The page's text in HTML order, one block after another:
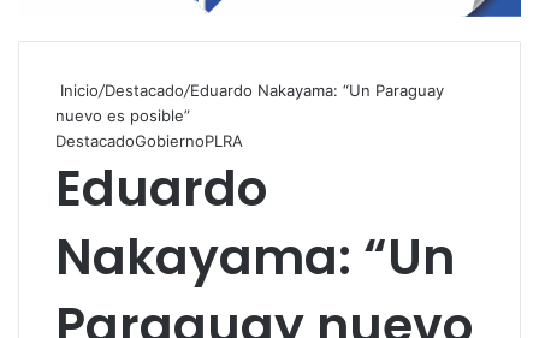
Inicio/Destacado/Eduardo Nakayama: “Un Paraguay
nuevo es posible”
DestacadoGobiernoPLRA
Eduardo
Nakayama: “Un